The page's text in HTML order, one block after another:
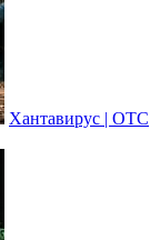
Хантавирус | ОТС